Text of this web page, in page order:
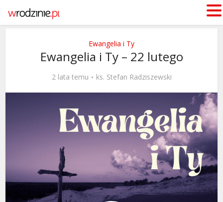
Ewangelia i Ty
Ewangelia i Ty – 22 lutego
2 lata temu ks. Stefan Radziszewski